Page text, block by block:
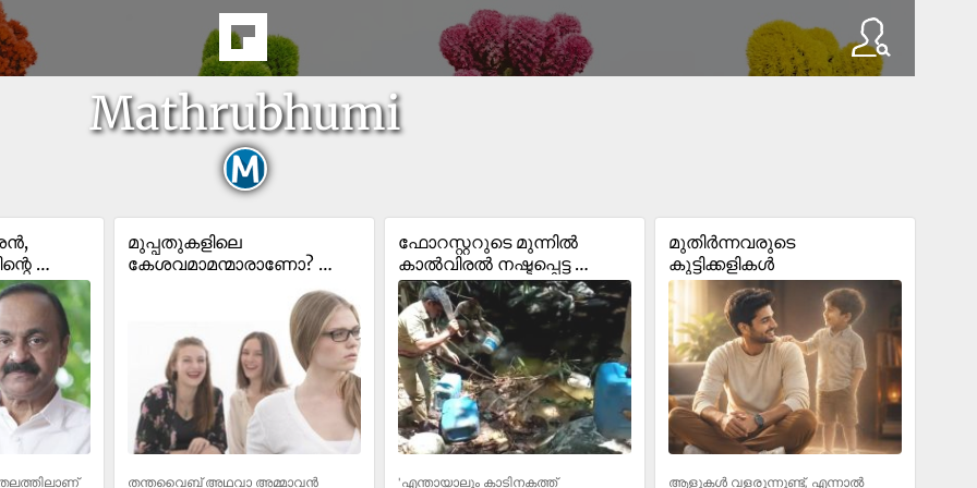
Mathrubhumi
|
മുപ്പതുകളിലെ
കേശവമാമന്മാരാണോ?
പ്രിമച്വർ ഏജിങ്ങിന്‍റെ
ലക്ഷണമായിരിക്കാം
തന്തവൈബ് അഥവാ അമ്മാവൻ
ഫോറസ്റ്ററുടെ മുന്നിൽ
കാൽവിരൽ നഷ്ടപ്പെട്ട
വാറ്റുകാരൻ; നീട്ടിപ്പിടിച്ച
തുരുമ്പിച്ച .303 തോക്ക്
'എന്തായാലും കാടിനകത്ത്
മുതിർന്നവരുടെ
കുട്ടിക്കളികൾ
ആളുകൾ വളരുന്നുണ്ട്, എന്നാൽ